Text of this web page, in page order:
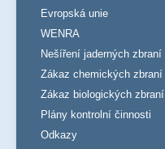
Evropská unie
WENRA
Nešíření jaderných zbraní
Zákaz chemických zbraní
Zákaz biologických zbraní
Plány kontrolní činnosti
Odkazy